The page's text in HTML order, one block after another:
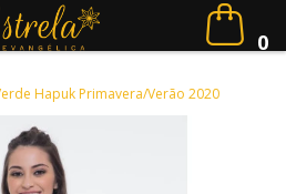
0
Hapuk Primavera/Verão 2020